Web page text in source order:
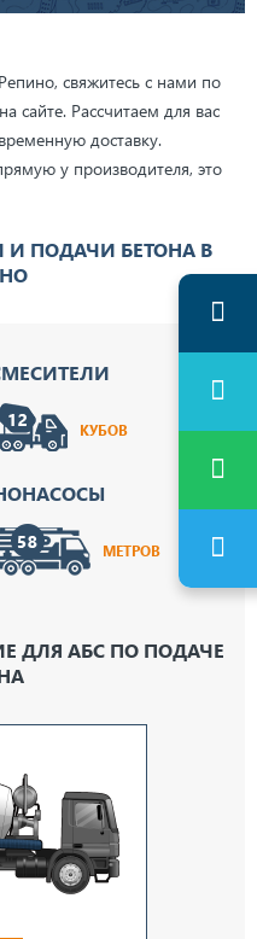
свяжитесь с нами по
сайте. Рассчитаем для вас
доставку.
у производителя, это
И ПОДАЧИ БЕТОНА В
КУБОВ
МЕТРОВ
ДЛЯ АБС ПО ПОДАЧЕ